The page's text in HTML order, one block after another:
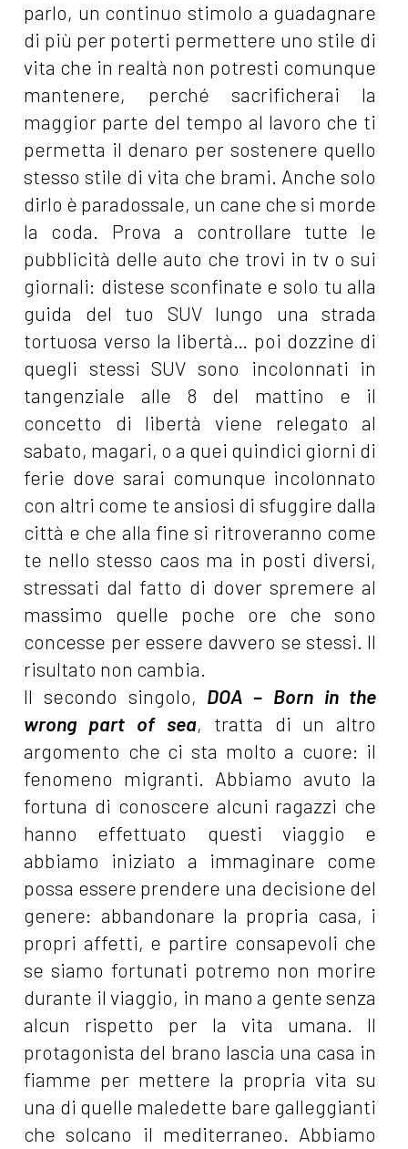
parlo, un continuo stimolo a guadagnare
di più per poterti permettere uno stile di
vita che in realtà non potresti comunque
mantenere, perché sacrificherai la
maggior parte del tempo al lavoro che ti
permetta il denaro per sostenere quello
stesso stile di vita che brami. Anche solo
dirlo è paradossale, un cane che si morde
la coda. Prova a controllare tutte le
pubblicità delle auto che trovi in tv o sui
giornali: distese sconfinate e solo tu alla
guida del tuo SUV lungo una strada
tortuosa verso la libertà… poi dozzine di
quegli stessi SUV sono incolonnati in
tangenziale alle 8 del mattino e il
concetto di libertà viene relegato al
sabato, magari, o a quei quindici giorni di
ferie dove sarai comunque incolonnato
con altri come te ansiosi di sfuggire dalla
città e che alla fine si ritroveranno come
te nello stesso caos ma in posti diversi,
stressati dal fatto di dover spremere al
massimo quelle poche ore che sono
concesse per essere davvero se stessi. Il
risultato non cambia.
Il secondo singolo, DOA – Born in the
wrong part of sea, tratta di un altro
argomento che ci sta molto a cuore: il
fenomeno migranti. Abbiamo avuto la
fortuna di conoscere alcuni ragazzi che
hanno effettuato questi viaggio e
abbiamo iniziato a immaginare come
possa essere prendere una decisione del
genere: abbandonare la propria casa, i
propri affetti, e partire consapevoli che
se siamo fortunati potremo non morire
durante il viaggio, in mano a gente senza
alcun rispetto per la vita umana. Il
protagonista del brano lascia una casa in
fiamme per mettere la propria vita su
una di quelle maledette bare galleggianti
che solcano il mediterraneo. Abbiamo